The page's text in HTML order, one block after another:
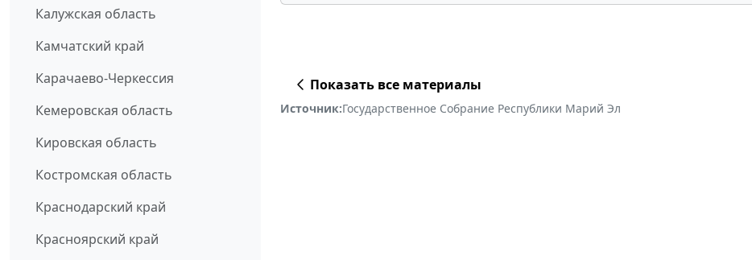
Калужская область
Камчатский край
Карачаево-Черкессия
Кемеровская область
Кировская область
Костромская область
Краснодарский край
Красноярский край
Показать все материалы
Источник:Государственное Собрание Республики Марий Эл